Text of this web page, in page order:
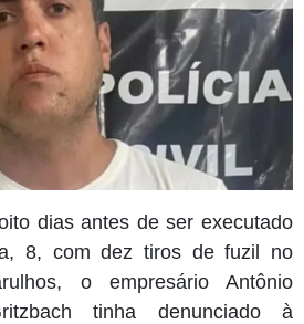
dias antes de ser executado
8, com dez tiros de fuzil no
o empresário Antônio
tinha denunciado à